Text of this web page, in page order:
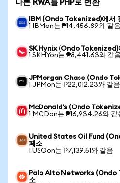
다른 RWA를 PHP로 변환
IBM (Ondo Tokenized)에서
1 IBMon는 ₱14,456.89와 같음
SK Hynix (Ondo Tokenized)
1 SKHYon는 ₱8,441.63와 같음
JPMorgan Chase (Ondo
1 JPMon는 ₱22,012.23와 같음
McDonald's (Ondo
1 MCDon는 ₱16,934.26와 같
United States Oil Fund
페소
1 USOon는 ₱7,139.51와 같음
Palo Alto Networks (Ondo
소